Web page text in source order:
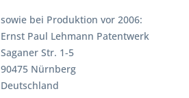
sowie bei Produktion vor 2006:
Ernst Paul Lehmann Patentwerk
Saganer Str. 1-5
90475 Nürnberg
Deutschland